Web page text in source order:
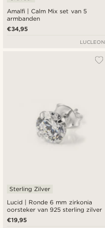
Amalfi | Calm Mix set van 5
armbanden
€34,95
LUCLEON
Lucid | Ronde 6 mm zirkonia
oorsteker van 925 sterling zilver
Sterling Zilver
€19,95